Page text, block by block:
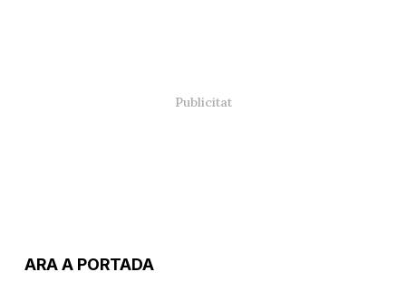
ARA A PORTADA